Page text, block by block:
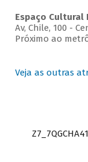
Espaço Cultural
Av, Chile, 100 -
Próximo ao
Veja as outras